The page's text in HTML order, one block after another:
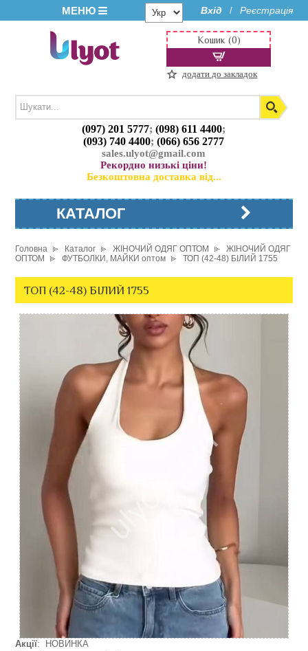
МЕНЮ Вхід / Реєстрація
(097) 201 5777;(098) 611 4400;
(093) 740 4400;(066) 656 2777
sales.ulyot@gmail.com
Рекордно низькі ціни!
Безкоштовна доставка від...
Кошик (0)
додати до закладок
КАТАЛОГ
Головна Каталог ЖІНОЧИЙ ОДЯГ ОПТОМ
ЖІНОЧИЙ ОДЯГ
ОПТОМ
ФУТБОЛКИ, МАЙКИ оптом ТОП (42-48) БІЛИЙ 1755
ТОП (42-48) БІЛИЙ 1755
Акції: НОВИНКА